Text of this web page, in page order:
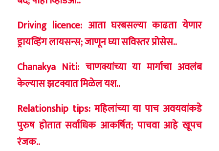
Driving licence: आता घरबसल्या काढता येणार
ड्रायव्हिंग लायसन्स; जाणून घ्या सविस्तर प्रोसेस..
Chanakya Niti: चाणक्यांच्या या मार्गाचा अवलंब
केल्यास झटक्यात मिळेल यश..
Relationship tips: महिलांच्या या पाच अवयवांकडे
पुरुष होतात सर्वाधिक आकर्षित; पाचवा आहे खूपच
रंजक..